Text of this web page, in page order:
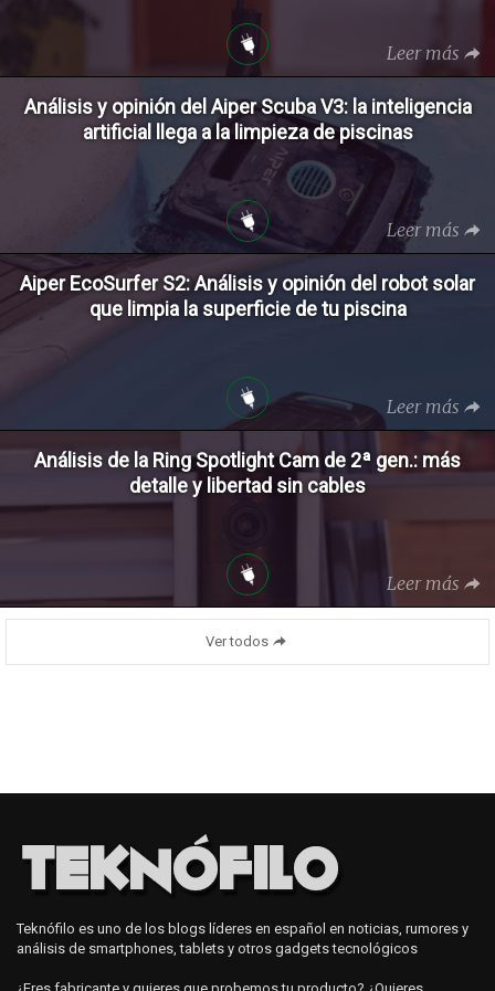
Leer más
Análisis y opinión del Aiper Scuba V3: la inteligencia
artificial llega a la limpieza de piscinas
Leer más
Aiper EcoSurfer S2: Análisis y opinión del robot solar
que limpia la superficie de tu piscina
Leer más
Análisis de la Ring Spotlight Cam de 2ª gen.: más
detalle y libertad sin cables
Leer más
Ver todos
Teknófilo es uno de los blogs líderes en español en noticias, rumores y
análisis de smartphones, tablets y otros gadgets tecnológicos